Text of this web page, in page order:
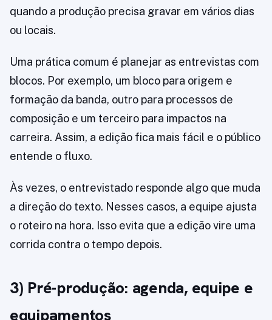
quando a produção precisa gravar em vários dias
ou locais.
Uma prática comum é planejar as entrevistas com
blocos. Por exemplo, um bloco para origem e
formação da banda, outro para processos de
composição e um terceiro para impactos na
carreira. Assim, a edição fica mais fácil e o público
entende o fluxo.
Às vezes, o entrevistado responde algo que muda
a direção do texto. Nesses casos, a equipe ajusta
o roteiro na hora. Isso evita que a edição vire uma
corrida contra o tempo depois.
3) Pré-produção: agenda, equipe e
equipamentos